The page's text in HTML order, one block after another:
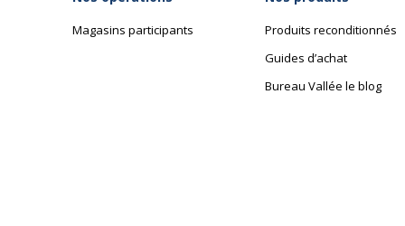
Magasins participants
Produits reconditionnés
Guides d’achat
Bureau Vallée le blog